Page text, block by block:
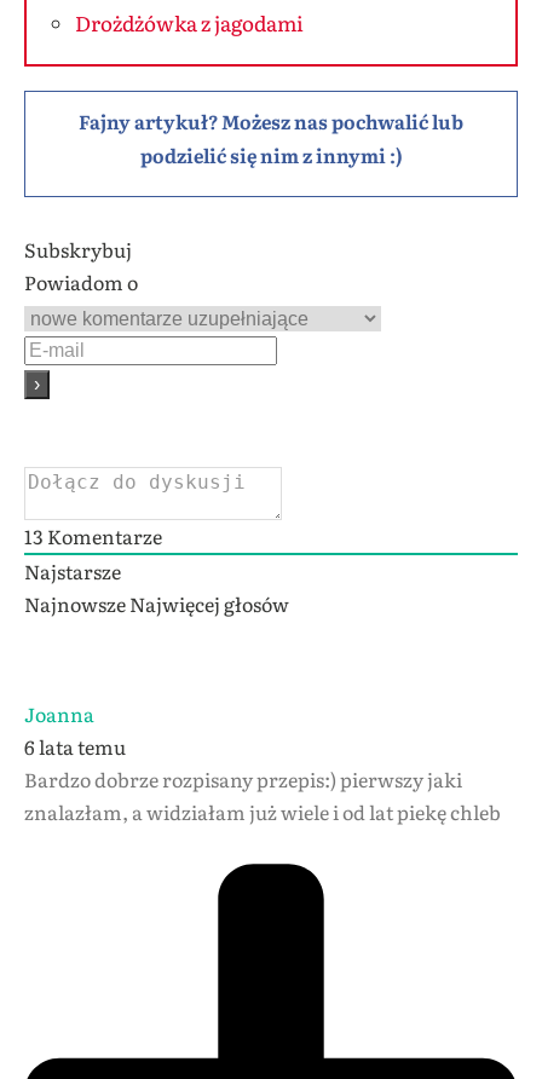
Drożdżówka z jagodami
Fajny artykuł? Możesz nas pochwalić lub
podzielić się nim z innymi :)
Subskrybuj
Powiadom o
13 Komentarze
Najstarsze
NajnowszeNajwięcej głosów
Joanna
6 lata temu
Bardzo dobrze rozpisany przepis:) pierwszy jaki
znalazłam, a widziałam już wiele i od lat piekę chleb